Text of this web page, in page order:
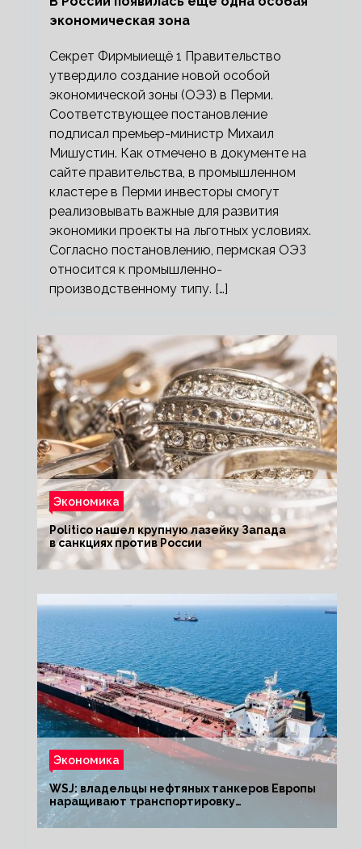
экономическая зона
Секрет Фирмыиещё 1 Правительство
утвердило создание новой особой
экономической зоны (ОЭЗ) в Перми.
Соответствующее постановление
подписал премьер-министр Михаил
Мишустин. Как отмечено в документе на
сайте правительства, в промышленном
кластере в Перми инвесторы смогут
реализовывать важные для развития
экономики проекты на льготных условиях.
Согласно постановлению, пермская ОЭЗ
относится к промышленно-
производственному типу. […]
Экономика
Politico нашел крупную лазейку Запада
в санкциях против России
Экономика
WSJ: владельцы нефтяных танкеров Европы
наращивают транспортировку
из РФ до санкций